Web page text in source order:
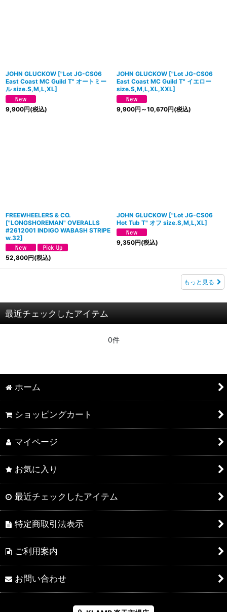
JOHN GLUCKOW ["Lot JG-CS06
East Coast MC Guild T" オートミー
ル size.S,M,L,XL]
9,900円(税込)
JOHN GLUCKOW ["Lot JG-CS06
East Coast MC Guild T" イエロー
size.S,M,L,XL,XXL]
9,900円 ～10,670円(税込)
FREEWHEELERS & CO.
["LONGSHOREMAN" OVERALLS
#2612001 INDIGO WABASH STRIPE
w.32]
52,800円(税込)
JOHN GLUCKOW ["Lot JG-CS06
Hot Tub T" オフ size.S,M,L,XL]
9,350円(税込)
もっと見る
最近チェックしたアイテム
0件
ホーム
ショッピングカート
マイページ
お気に入り
最近チェックしたアイテム
特定商取引法表示
ご利用案内
お問い合わせ